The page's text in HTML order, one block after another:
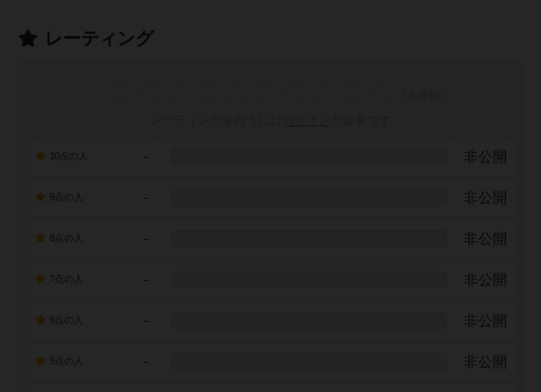
レーティング
- 非公開
- 非公開
- 非公開
7点の人 - 非公開
- 非公開
- 非公開